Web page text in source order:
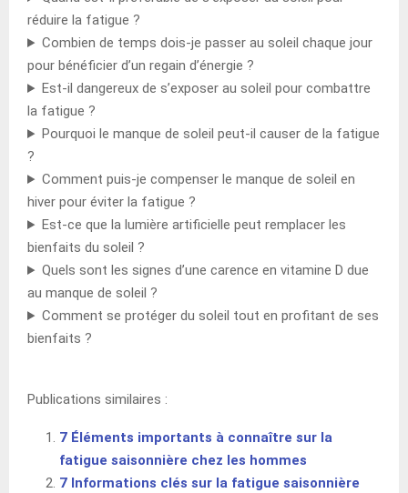
réduire la fatigue ?
Combien de temps dois-je passer au soleil chaque jour
pour bénéficier d’un regain d’énergie ?
Est-il dangereux de s’exposer au soleil pour combattre
la fatigue ?
Pourquoi le manque de soleil peut-il causer de la fatigue
?
Comment puis-je compenser le manque de soleil en
hiver pour éviter la fatigue ?
Est-ce que la lumière artificielle peut remplacer les
bienfaits du soleil ?
Quels sont les signes d’une carence en vitamine D due
au manque de soleil ?
Comment se protéger du soleil tout en profitant de ses
bienfaits ?
Publications similaires :
7 Éléments importants à connaître sur la
fatigue saisonnière chez les hommes
7 Informations clés sur la fatigue saisonnière